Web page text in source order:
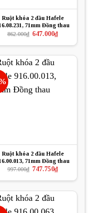
Ruột khóa 2 đầu Hafele
71mm Đồng thau
862.000₫ Giá
là:
647.000₫Giá
hiện
tại
647.000₫.
Ruột khóa 2 đầu Hafele
71mm Đồng thau
997.000₫ Giá
là:
747.750₫Giá
hiện
tại
747.750₫.